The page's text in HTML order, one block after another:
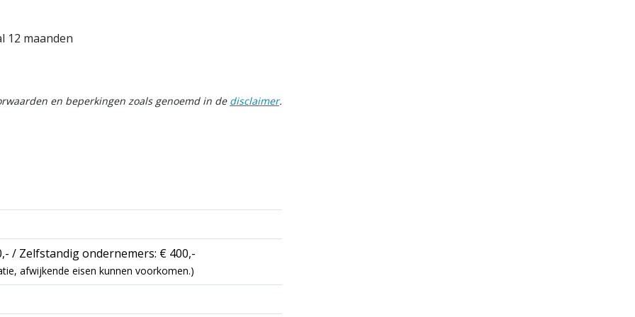
12 maanden
en beperkingen zoals genoemd in de disclaimer.
/ Zelfstandig ondernemers: € 400,-
afwijkende eisen kunnen voorkomen.)